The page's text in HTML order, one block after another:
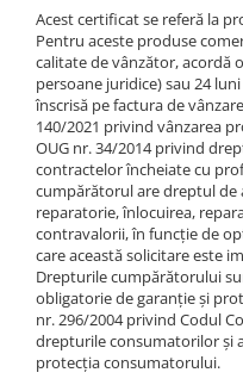
1.4.4. Cilindri si accesorii
1.5. Motoare
1.5.1. Combustibili
1.5.2. Cuzineti si accesorii
1.5.3. Garnituri
1.5.4. Piese de schimb
motor si accesorii
1.5.5. Pistoane & camasi
2.4. Utilaje de recoltare
2.4.1. Piese Cositoare
2.4.2. Piese Greble
2.4.3. Prese de Balotat
2.4.4. Combine
2.4.5. Diverse
2.5. Zootehnie
3.7. Echipamente
3.8. Protecția Muncii &
Echipament de Protecție
Echipament de protecție
Mănuși
Încălțăminte
3.9. Roti, role si echipamente
de transport
3.9.1. Roti din cauciuc
7.21. Sluban
Acest certificat se referă la
Pentru aceste produse
calitate de vânzător, acordă
persoane juridice) sau 24
înscrisă pe factura de
140/2021 privind vânzarea
OUG nr. 34/2014 privind
contractelor încheiate cu
cumpărătorul are dreptul de
reparatorie, înlocuirea,
contravalorii, în funcție de
care această solicitare este
Drepturile cumpărătorului
obligatorie de garanție și
nr. 296/2004 privind Codul
drepturile consumatorilor și
protecția consumatorului.